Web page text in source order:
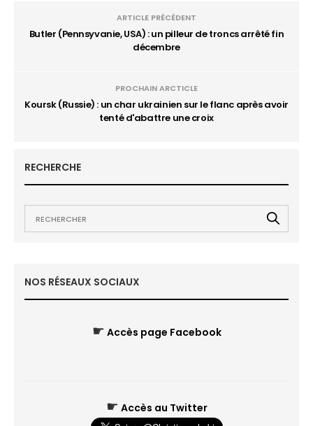
ARTICLE PRÉCÉDENT
Butler (Pennsyvanie, USA) : un pilleur de troncs arrêté fin
décembre
PROCHAIN ARCTICLE
Koursk (Russie) : un char ukrainien sur le flanc après avoir
tenté d'abattre une croix
RECHERCHE
NOS RÉSEAUX SOCIAUX
☛ Accès page Facebook
☛ Accès au Twitter